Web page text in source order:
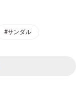
#サンダル